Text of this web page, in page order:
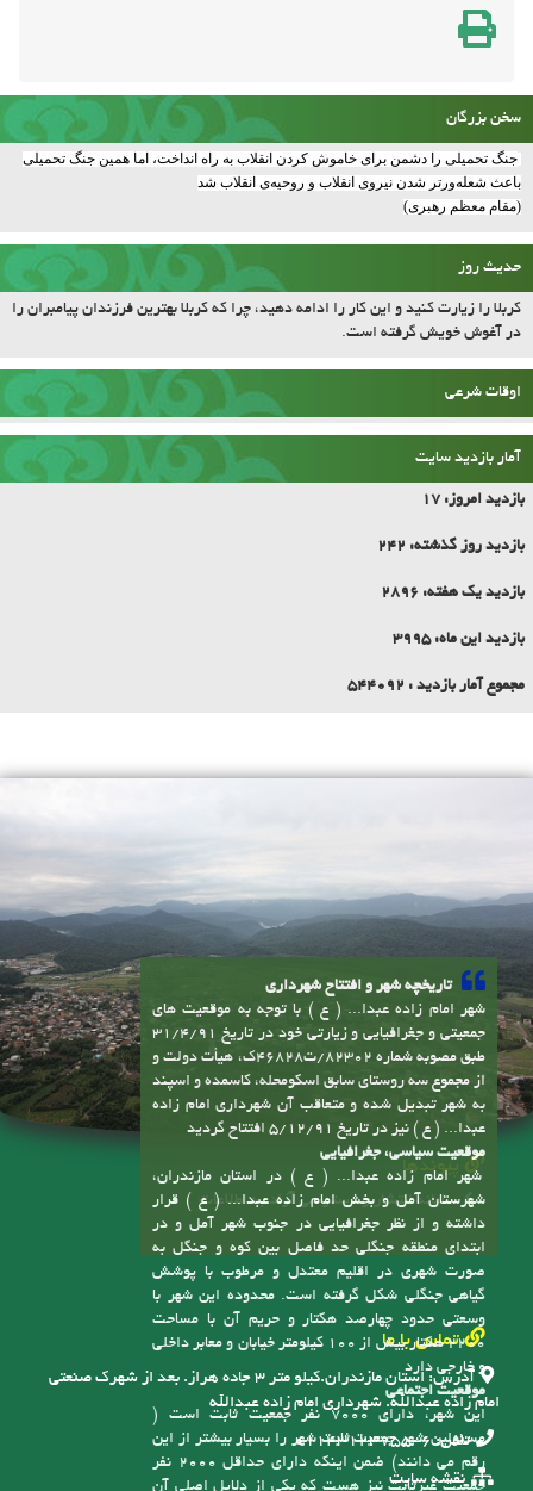
جنگ تحمیلی را دشمن برای خاموش کردن انقلاب به راه انداخت، اما همین جنگ تحمیلی
باعث شعله‌ورتر شدن نیروی انقلاب و روحیه‌ی انقلاب شد
حدیث روز
کربلا را زیارت کنید و این کار را ادامه دهید، چرا که کربلا بهترین فرزندان پیامبران را
در آغوش خویش گرفته است.
اوقات شرعی
آمار بازدید سایت
بازدید روز گذشته:
بازدید این ماه: 3995
مجموع آمار بازدید : 544092
جمعیتی و جغرافیایی و زیارتی خود در تاریخ 31/4/91
طبق مصوبه شماره 82302/ت46828ک، هیأت دولت و
از مجموع سه روستای سابق اسکومحله، کاسمده و اسپند
به شهر تبدیل شده و متعاقب آن شهرداری امام زاده
عبدا... ( ع ) نیز در تاریخ 5/12/91 افتتاح گردید
موقعیت سیاسی، جغرافیایی
شهر امام زاده عبدا... ( ع ) در استان مازندران،
شهرستان آمل و بخش امام زاده عبدا... ( ع ) قرار
داشته و از نظر جغرافیایی در جنوب شهر آمل و در
ابتدای منطقه جنگلی حد فاصل بین کوه و جنگل به
صورت شهری در اقلیم معتدل و مرطوب با پوشش
گیاهی جنگلی شکل گرفته است. محدوده این شهر با
وسعتی حدود چهارصد هکتار و حریم آن با مساحت
2200 هکتار بیش از 100 کیلومتر خیابان و معابر داخلی
و خارجی دارد
موقعیت اجتماعی
این شهر، دارای 7000 نفر جمعیت ثابت است (
مسئولین شهر جمعیت ثابت شهر را بسیار بیشتر از این
رقم می دانند) ضمن اینکه دارای حداقل 2000 نفر
جمعیت غیرثابت نیز هست که یکی از دلایل اصلی آن
وجود حرم مقدس امام زاده عبدا... ( ع ) و دیگر امام
زادگان است، این موضوع باعث رونق توریست مذهبی
این منطقه شده، که در استان مازندران زبانزد می باشد،
دلیل دیگر وجود جمعیت غیر ثابت قابل توجه در این
شهر، وجود شهرک صنعتی امام زاده عبدا... ( ع ) است
که یکی از بزرگترین شهرکهای صنعتی استان مازندران
پیوندها
سامانه انتشار و دسترسی آزاد به اطلاعات
تماس با ما
آدرس:
استان مازندران.کیلو متر ۳ جاده هراز. بعد از شهرک صنعتی
امام زاده عبدالله. شهرداری امام زاده عبدالله
تلفن: 6-01143123755
نقشه سایت